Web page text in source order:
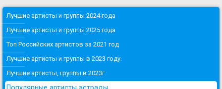
Лучшие артисты и группы 2024 года
Лучшие артисты и группы 2025 года
Топ Российских артистов за 2021 год
Лучшие артисты и группы в 2023 году.
Лучшие артисты, группы в 2023г.